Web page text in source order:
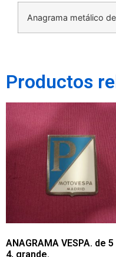
Anagrama metálico
Productos
ANAGRAMA VESPA. de 5
4, grande.